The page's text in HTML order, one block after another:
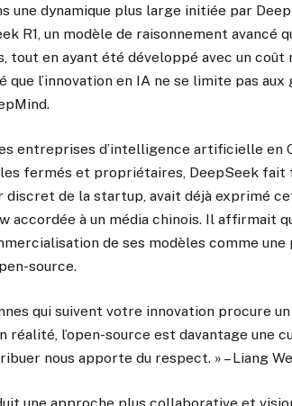
une dynamique plus large initiée par
R1, un modèle de raisonnement avancé
tout en ayant été développé avec un coût
que l’innovation en IA ne se limite pas
entreprises d’intelligence artificielle en
fermés et propriétaires, DeepSeek fait
discret de la startup, avait déjà exprimé
accordée à un média chinois. Il affirmait
de ses modèles comme
source.
qui suivent votre innovation procure
réalité, l’open-source est davantage une
nous apporte du respect. » – Liang